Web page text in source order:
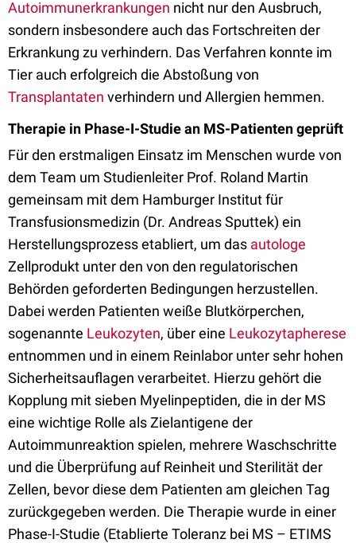
Autoimmunerkrankungen nicht nur den Ausbruch,
sondern insbesondere auch das Fortschreiten der
Erkrankung zu verhindern. Das Verfahren konnte im
Tier auch erfolgreich die Abstoßung von
Transplantaten verhindern und Allergien hemmen.
Therapie in Phase-I-Studie an MS-Patienten geprüft
Für den erstmaligen Einsatz im Menschen wurde von
dem Team um Studienleiter Prof. Roland Martin
gemeinsam mit dem Hamburger Institut für
Transfusionsmedizin (Dr. Andreas Sputtek) ein
Herstellungsprozess etabliert, um das autologe
Zellprodukt unter den von den regulatorischen
Behörden geforderten Bedingungen herzustellen.
Dabei werden Patienten weiße Blutkörperchen,
sogenannte Leukozyten, über eine Leukozytapherese
entnommen und in einem Reinlabor unter sehr hohen
Sicherheitsauflagen verarbeitet. Hierzu gehört die
Kopplung mit sieben Myelinpeptiden, die in der MS
eine wichtige Rolle als Zielantigene der
Autoimmunreaktion spielen, mehrere Waschschritte
und die Überprüfung auf Reinheit und Sterilität der
Zellen, bevor diese dem Patienten am gleichen Tag
zurückgegeben werden. Die Therapie wurde in einer
Phase-I-Studie (Etablierte Toleranz bei MS – ETIMS